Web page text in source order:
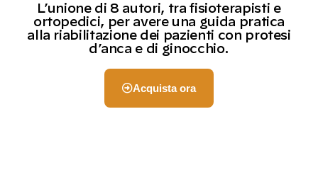
L’unione di 8 autori, tra fisioterapisti e
ortopedici, per avere una guida pratica
alla riabilitazione dei pazienti con protesi
d’anca e di ginocchio.
Acquista ora